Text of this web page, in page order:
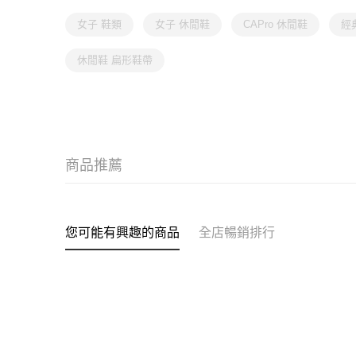
女子 鞋類 女子 休閒鞋 CAPro 休閒鞋 經
休閒鞋 扁形鞋帶
商品推薦
您可能有興趣的商品 全店暢銷排行